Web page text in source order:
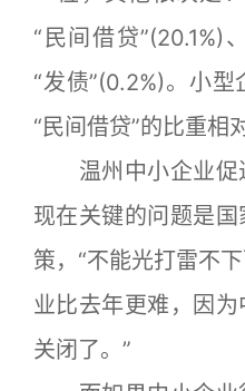
“民间借贷”(20.1%)
“发债”(0.2%)。小
“民间借贷”的比重相
温州中小企业促
现在关键的问题是
策，“不能光打雷不
业比去年更难，因
关闭了。”